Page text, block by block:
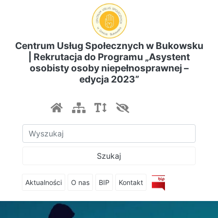
Centrum Usług Społecznych w Bukowsku
| Rekrutacja do Programu „Asystent
osobisty osoby niepełnosprawnej –
edycja 2023”
Szukaj
Aktualności O nas BIP Kontakt